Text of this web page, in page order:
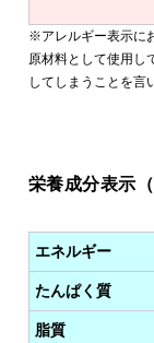
※アレルギー表示に
原材料として使用し
してしまうことを言
栄養成分表示（
エネルギー
たんぱく質
脂質